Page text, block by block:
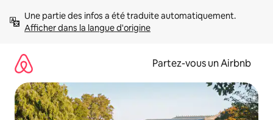
directement
Afficher dans la langue d'origine
Partez-vous un Airbnb